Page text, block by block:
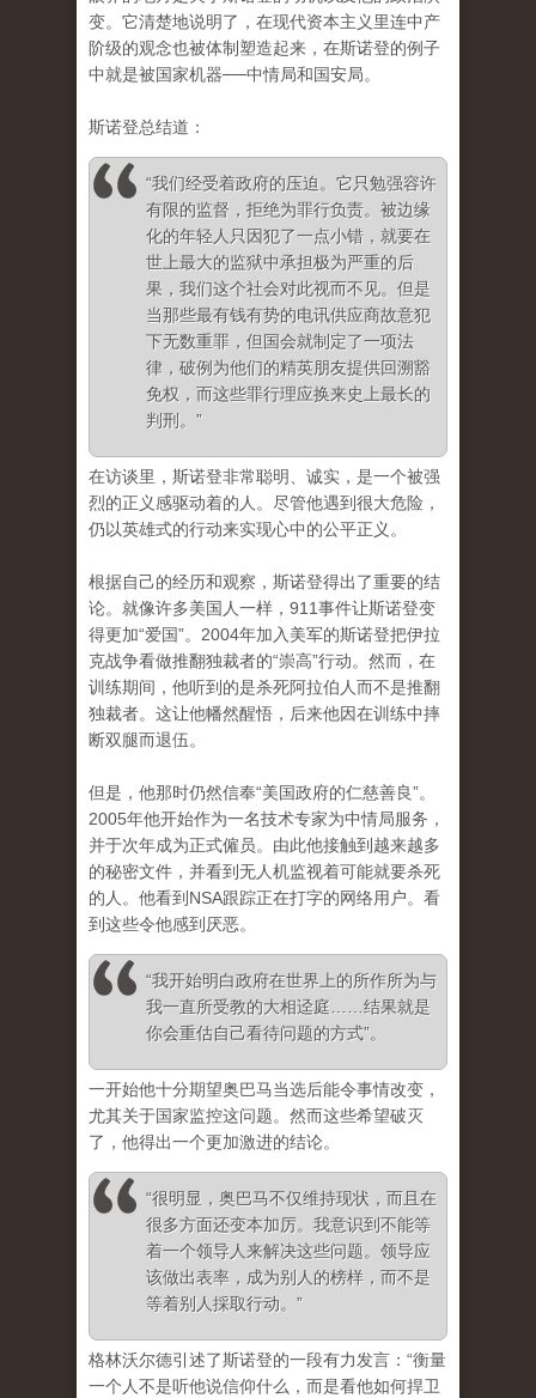
变。它清楚地说明了，在现代资本主义里连中产
阶级的观念也被体制塑造起来，在斯诺登的例子
中就是被国家机器──中情局和国安局。
斯诺登总结道：
“我们经受着政府的压迫。它只勉强容许
有限的监督，拒绝为罪行负责。被边缘
化的年轻人只因犯了一点小错，就要在
世上最大的监狱中承担极为严重的后
果，我们这个社会对此视而不见。但是
当那些最有钱有势的电讯供应商故意犯
下无数重罪，但国会就制定了一项法
律，破例为他们的精英朋友提供回溯豁
免权，而这些罪行理应换来史上最长的
判刑。”
在访谈里，斯诺登非常聪明、诚实，是一个被强
烈的正义感驱动着的人。尽管他遇到很大危险，
仍以英雄式的行动来实现心中的公平正义。
根据自己的经历和观察，斯诺登得出了重要的结
论。就像许多美国人一样，911事件让斯诺登变
得更加“爱国”。2004年加入美军的斯诺登把伊拉
克战争看做推翻独裁者的“崇高”行动。然而，在
训练期间，他听到的是杀死阿拉伯人而不是推翻
独裁者。这让他幡然醒悟，后来他因在训练中摔
断双腿而退伍。
但是，他那时仍然信奉“美国政府的仁慈善良”。
2005年他开始作为一名技术专家为中情局服务，
并于次年成为正式僱员。由此他接触到越来越多
的秘密文件，并看到无人机监视着可能就要杀死
的人。他看到NSA跟踪正在打字的网络用户。看
到这些令他感到厌恶。
“我开始明白政府在世界上的所作所为与
我一直所受教的大相迳庭……结果就是
你会重估自己看待问题的方式”。
一开始他十分期望奥巴马当选后能令事情改变，
尤其关于国家监控这问题。然而这些希望破灭
了，他得出一个更加激进的结论。
“很明显，奥巴马不仅维持现状，而且在
很多方面还变本加厉。我意识到不能等
着一个领导人来解决这些问题。领导应
该做出表率，成为别人的榜样，而不是
等着别人採取行动。”
格林沃尔德引述了斯诺登的一段有力发言：“衡量
一个人不是听他说信仰什么，而是看他如何捍卫